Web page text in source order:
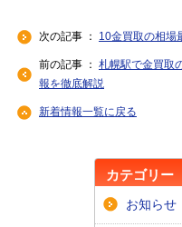
次の記事 ： 10金買取の相場
前の記事 ： 札幌駅で金買取
報を徹底解説
新着情報一覧に戻る
カテゴリー
お知らせ